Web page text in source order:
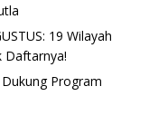
19 Wilayah
Daftarnya!
Program